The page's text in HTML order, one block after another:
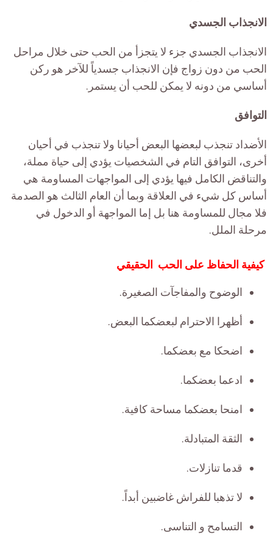
الانجذاب الجسدي
الانجذاب الجسدي جزء لا يتجزأ من الحب حتى خلال مراحل
الحب من دون زواج فإن الانجذاب جسدياً للآخر هو ركن
أساسي من دونه لا يمكن للحب أن يستمر.
التوافق
الأضداد تنجذب لبعضها البعض أحيانا ولا تنجذب في أحيان
أخرى، التوافق التام في الشخصيات يؤدي إلى حياة مملة،
والتناقض الكامل فيها يؤدي إلى المواجهات المساومة هي
أساس كل شيء في العلاقة وبما أن العام الثالث هو الصدمة
فلا مجال للمساومة هنا بل إما المواجهة أو الدخول في
مرحلة الملل.
كيفية الحفاظ على الحب الحقيقي
الوضوح والمفاجآت الصغيرة.
أظهرا الاحترام لبعضكما البعض.
اضحكا مع بعضكما.
ادعما بعضكما.
امنحا بعضكما مساحة كافية.
الثقة المتبادلة.
قدما تنازلات.
لا تذهبا للفراش غاضبين أبداً.
التسامح و التناسى.